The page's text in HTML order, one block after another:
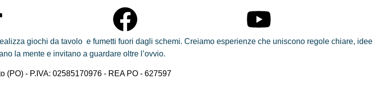
giochi da tavolo e fumetti fuori dagli schemi. Creiamo esperienze che uniscono regole chiare, idee
la mente e invitano a guardare oltre l’ovvio.
(PO) - P.IVA: 02585170976 - REA PO - 627597